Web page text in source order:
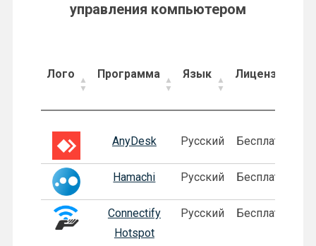
управления компьютером
Лого Программа Язык Лицензия
Лого Программа Язык Лицензия
AnyDesk Русский Бесплатная
Hamachi Русский Бесплатная
Connectify
Hotspot
Русский Бесплатная